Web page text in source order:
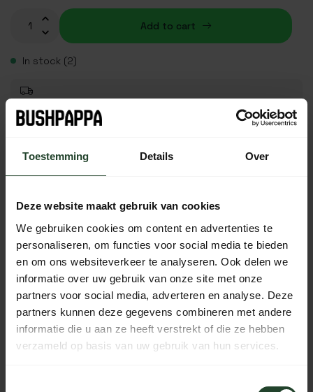
Toestemming Details Over
Deze website maakt gebruik van cookies
We gebruiken cookies om content en advertenties te
personaliseren, om functies voor social media te bieden
en om ons websiteverkeer te analyseren. Ook delen we
informatie over uw gebruik van onze site met onze
partners voor social media, adverteren en analyse. Deze
partners kunnen deze gegevens combineren met andere
informatie die u aan ze heeft verstrekt of die ze hebben
verzameld op basis van uw gebruik van hun services.
Add to cart
In stock (2)
14-day cooling-off period with no-nonsense return policy
Available every day from 10:00 to 20:00 via chat,
PRODUCT DESCRIPTION
SPECIFICATIONS